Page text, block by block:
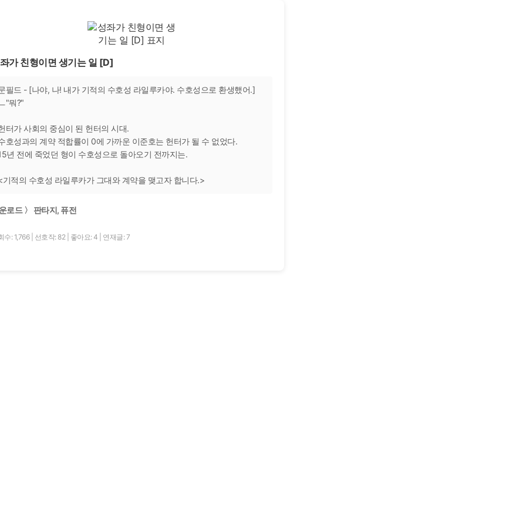
가 친형이면 생기는 일 [D]
필드 - [나야, 나! 내가 기적의 수호성 라일루카야. 수호성으로 환생했어.]
"뭐?"
터가 사회의 중심이 된 헌터의 시대.
호성과의 계약 적합률이 0에 가까운 이준호는 헌터가 될 수 없었다.
년 전에 죽었던 형이 수호성으로 돌아오기 전까지는.
기적의 수호성 라일루카가 그대와 계약을 맺고자 합니다.>
로드 〉 판타지, 퓨전
수: 1,766 선호작: 82 좋아요: 4 연재글: 7